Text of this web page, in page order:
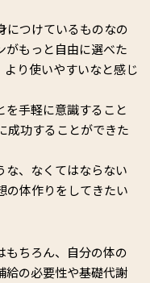
につけているものなの
がもっと自由に選べた
より使いやすいなと感じ
を手軽に意識すること
成功することができた
な、なくてはならない
体作りをしてきたい
もちろん、自分の体の
給の必要性や基礎代謝